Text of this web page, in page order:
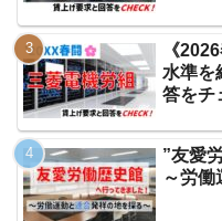
《
水準を
答をチ
”友愛
～労働